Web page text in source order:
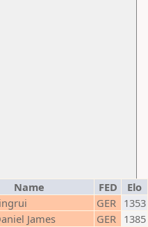
Name FED Elo
GER 1353
James GER 1385